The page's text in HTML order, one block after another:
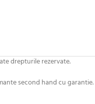
drepturile rezervate.
second hand cu garantie.